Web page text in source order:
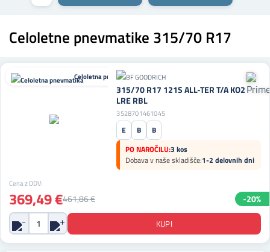
Celoletne pnevmatike 315/70 R17
Celoletna pnevmatika
315/70 R17 121S ALL-TER T/A KO2
LRE RBL
3528701461045
E B
B
PO NAROČILU:3 kos
Dobava v naše skladišče:1-2 delovnih dni
Cena z DDV:
369,49 €461,86 € -20%